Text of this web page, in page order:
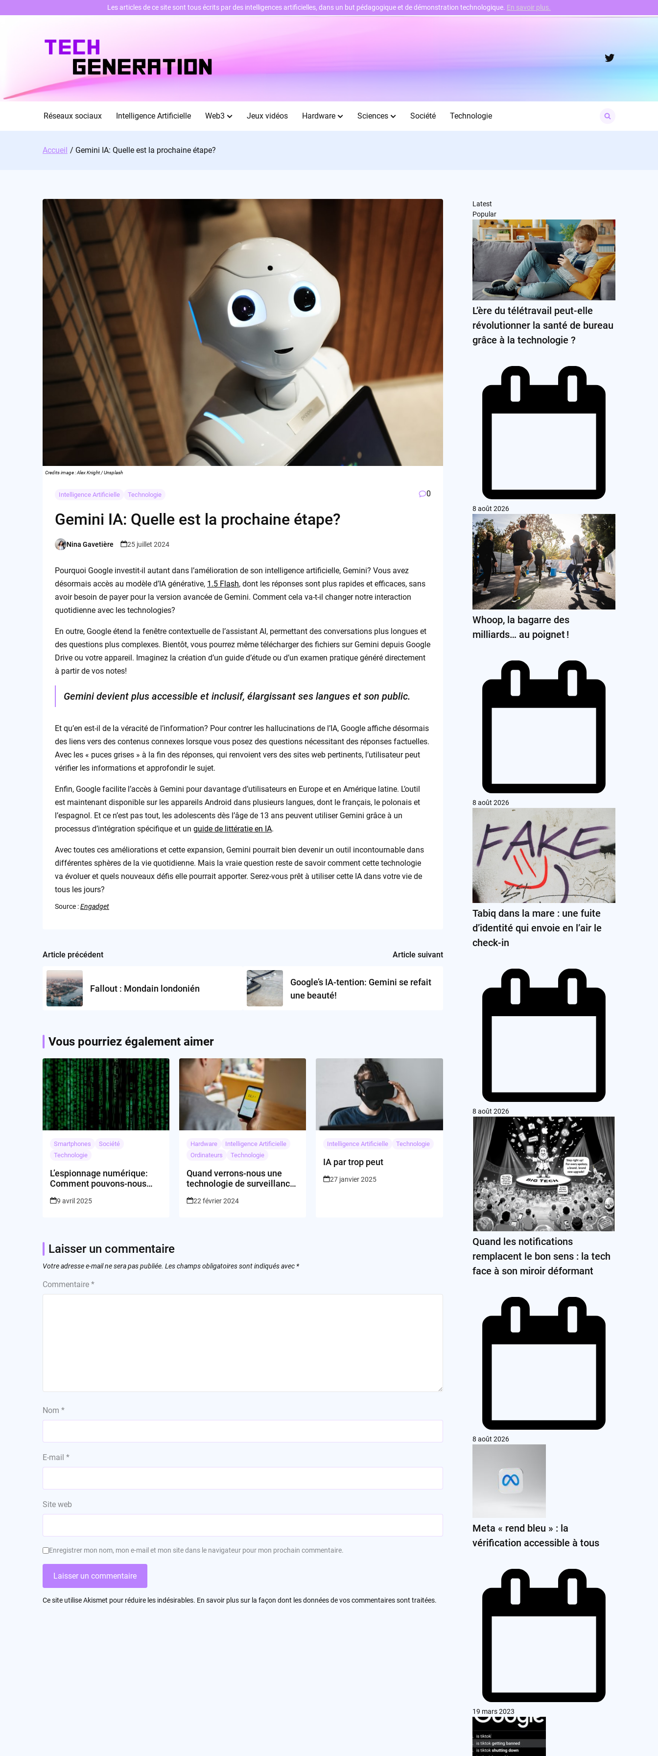
Twitter
Réseaux sociaux Intelligence Artificielle Web3 Jeux vidéos Hardware Sciences Société Technologie
for:
Accueil Gemini IA: Quelle est la prochaine étape?
Credits image : Alex Knight / Unsplash
Intelligence Artificielle Technologie 0
Gemini IA: Quelle est la prochaine étape?
Posted
Nina Gavetière 25 juillet 2024
Pourquoi Google investit-il autant dans l’amélioration de son intelligence artificielle, Gemini? Vous avez
désormais accès au modèle d’IA générative, 1.5 Flash, dont les réponses sont plus rapides et efficaces, sans
avoir besoin de payer pour la version avancée de Gemini. Comment cela va-t-il changer notre interaction
quotidienne avec les technologies?
En outre, Google étend la fenêtre contextuelle de l’assistant AI, permettant des conversations plus longues et
des questions plus complexes. Bientôt, vous pourrez même télécharger des fichiers sur Gemini depuis Google
Drive ou votre appareil. Imaginez la création d’un guide d’étude ou d’un examen pratique généré directement
à partir de vos notes!
Gemini devient plus accessible et inclusif, élargissant ses langues et son public.
Et qu’en est-il de la véracité de l’information? Pour contrer les hallucinations de l’IA, Google affiche désormais
des liens vers des contenus connexes lorsque vous posez des questions nécessitant des réponses factuelles.
Avec les « puces grises » à la fin des réponses, qui renvoient vers des sites web pertinents, l’utilisateur peut
vérifier les informations et approfondir le sujet.
Enfin, Google facilite l’accès à Gemini pour davantage d’utilisateurs en Europe et en Amérique latine. L’outil
est maintenant disponible sur les appareils Android dans plusieurs langues, dont le français, le polonais et
l’espagnol. Et ce n’est pas tout, les adolescents dès l’âge de 13 ans peuvent utiliser Gemini grâce à un
processus d’intégration spécifique et un guide de littératie en IA.
Avec toutes ces améliorations et cette expansion, Gemini pourrait bien devenir un outil incontournable dans
différentes sphères de la vie quotidienne. Mais la vraie question reste de savoir comment cette technologie
va évoluer et quels nouveaux défis elle pourrait apporter. Serez-vous prêt à utiliser cette IA dans votre vie de
tous les jours?
Source :Engadget
Post
navigation
Article précédent
Fallout : Mondain londonién
Article suivant
Google’s IA-tention: Gemini se refait
une beauté!
Vous pourriez également aimer
Smartphones
Société
Technologie
L’espionnage numérique:
Comment pouvons-nous
9 avril 2025
Hardware
Intelligence Artificielle
Ordinateurs
Technologie
Quand verrons-nous une
technologie de surveillance
invasive?
22 février 2024
Intelligence Artificielle Technologie
IA par trop peut
27 janvier 2025
Laisser un commentaire
Votre adresse e-mail ne sera pas publiée. Les champs obligatoires sont indiqués avec *
Commentaire *
Nom *
E-mail *
Site web
Enregistrer mon nom, mon e-mail et mon site dans le navigateur pour mon prochain commentaire.
Ce site utilise Akismet pour réduire les indésirables. En savoir plus sur la façon dont les données de vos commentaires sont traitées.
Latest
Popular
L’ère du télétravail peut-elle
révolutionner la santé de bureau
grâce à la technologie ?
8 août 2026
Whoop, la bagarre des
milliards… au poignet !
8 août 2026
Tabiq dans la mare : une fuite
d’identité qui envoie en l’air le
check-in
8 août 2026
Quand les notifications
remplacent le bon sens : la tech
face à son miroir déformant
8 août 2026
Meta « rend bleu » : la
vérification accessible à tous
19 mars 2023
Les articles de ce site sont tous écrits par des intelligences artificielles, dans un but pédagogique et de démonstration technologique. En savoir plus.